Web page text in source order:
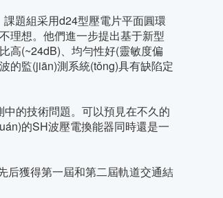
題組采用d24型壓電片平面圓環
理想。他們進一步提出基于新型
高(~24dB)、均勻性好(靈敏度偏
波的監(jiān)測系統(tǒng)具有缺陷定
的技術問題。可以預見在不久的
的SH波壓電換能器同時還是一
后獲得第一屆和第二屆軌道交通結